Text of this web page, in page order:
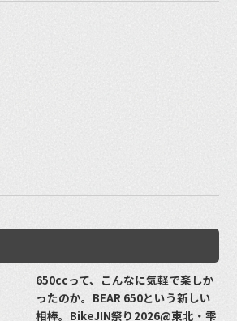
650ccって、こんなに気軽で楽しか
ったのか。BEAR 650という新しい
相棒。BikeJIN祭り2026@東北・雫